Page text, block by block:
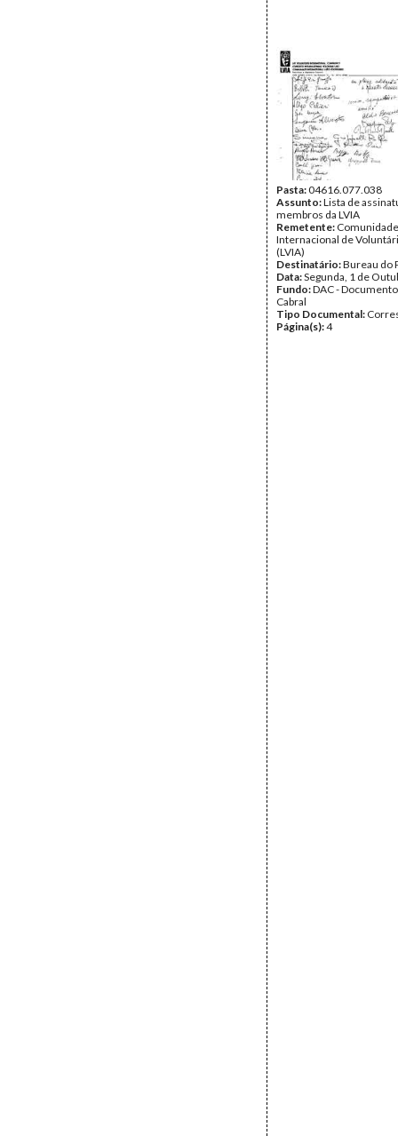
Pasta:04616.077.038
Assunto:Lista de
membros da LVIA
Remetente: Comunidade
Internacional de
(LVIA)
Destinatário:Bureau do
Data:Segunda, 1 de
Fundo:DAC -
Cabral
Tipo Documental:
Página(s):4